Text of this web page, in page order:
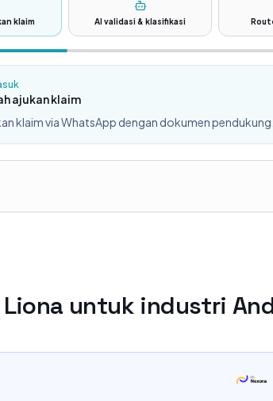
klaim AI validasi & klasifikasi
ajukan klaim
klaim via WhatsApp dengan dokumen pendukung.
Liona untuk industri